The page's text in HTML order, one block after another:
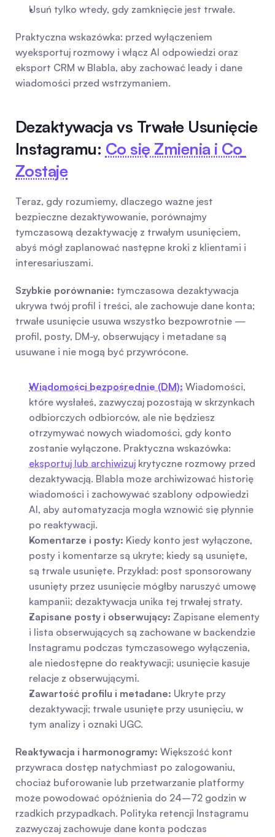
Usuń tylko wtedy, gdy zamknięcie jest trwałe.
Praktyczna wskazówka: przed wyłączeniem
wyeksportuj rozmowy i włącz AI odpowiedzi oraz
eksport CRM w Blabla, aby zachować leady i dane
wiadomości przed wstrzymaniem.
Dezaktywacja vs Trwałe Usunięcie
Instagramu: Co się Zmienia i Co
Zostaje
Teraz, gdy rozumiemy, dlaczego ważne jest
bezpieczne dezaktywowanie, porównajmy
tymczasową dezaktywację z trwałym usunięciem,
abyś mógł zaplanować następne kroki z klientami i
interesariuszami.
Szybkie porównanie: tymczasowa dezaktywacja
ukrywa twój profil i treści, ale zachowuje dane konta;
trwałe usunięcie usuwa wszystko bezpowrotnie —
profil, posty, DM-y, obserwujący i metadane są
usuwane i nie mogą być przywrócone.
Wiadomości bezpośrednie (DM): Wiadomości,
które wysłałeś, zazwyczaj pozostają w skrzynkach
odbiorczych odbiorców, ale nie będziesz
otrzymywać nowych wiadomości, gdy konto
eksportuj lub archiwizuj krytyczne rozmowy przed
dezaktywacją. Blabla może archiwizować historię
wiadomości i zachowywać szablony odpowiedzi
AI, aby automatyzacja mogła wznowić się płynnie
po reaktywacji.
Komentarze i posty: Kiedy konto jest wyłączone,
posty i komentarze są ukryte; kiedy są usunięte,
są trwale usunięte. Przykład: post sponsorowany
usunięty przez usunięcie mógłby naruszyć umowę
kampanii; dezaktywacja unika tej trwałej straty.
Zapisane posty i obserwujący: Zapisane elementy
i lista obserwujących są zachowane w backendzie
Instagramu podczas tymczasowego wyłączenia,
ale niedostępne do reaktywacji; usunięcie kasuje
relacje z obserwującymi.
Zawartość profilu i metadane: Ukryte przy
dezaktywacji; trwale usunięte przy usunięciu, w
tym analizy i oznaki UGC.
Reaktywacja i harmonogramy: Większość kont
przywraca dostęp natychmiast po zalogowaniu,
chociaż buforowanie lub przetwarzanie platformy
może powodować opóźnienia do 24–72 godzin w
rzadkich przypadkach. Polityka retencji Instagramu
zazwyczaj zachowuje dane konta podczas